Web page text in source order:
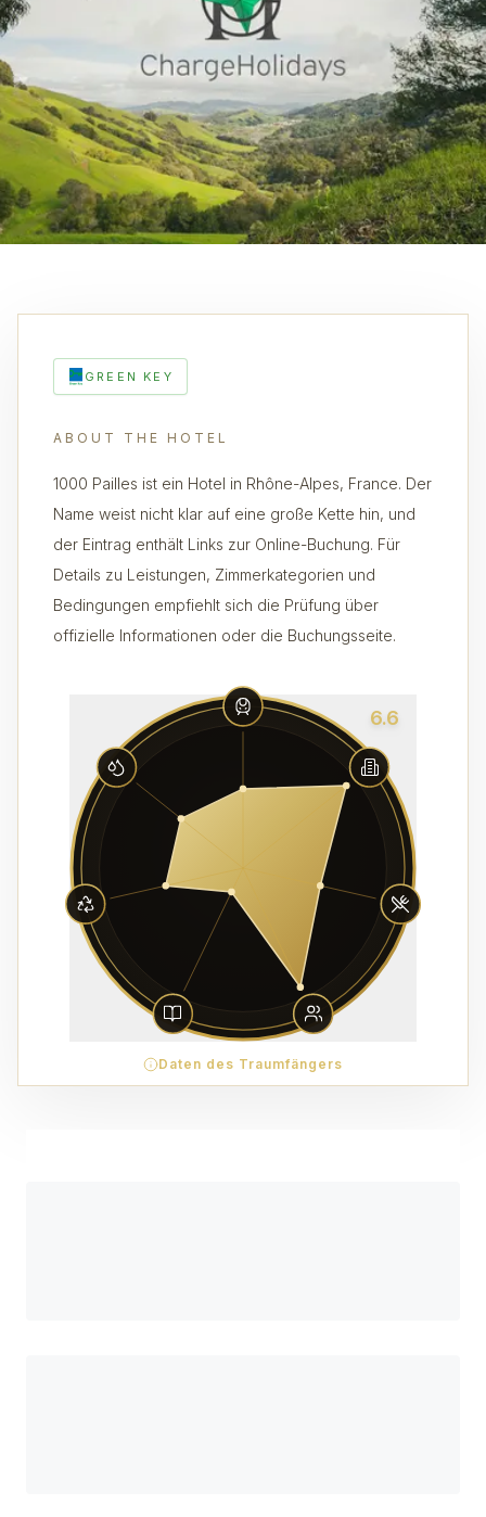
GREEN KEY
ABOUT THE HOTEL
1000 Pailles ist ein Hotel in Rhône-Alpes, France. Der
Name weist nicht klar auf eine große Kette hin, und
der Eintrag enthält Links zur Online-Buchung. Für
Details zu Leistungen, Zimmerkategorien und
Bedingungen empfiehlt sich die Prüfung über
offizielle Informationen oder die Buchungsseite.
6.6
Daten des Traumfängers